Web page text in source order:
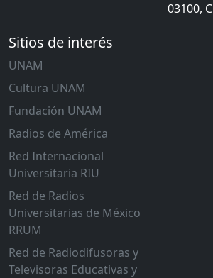
03100,
Sitios de interés
UNAM
Cultura UNAM
Fundación UNAM
Radios de América
Red Internacional
Universitaria RIU
Red de Radios
Universitarias de México
RRUM
Red de Radiodifusoras y
Televisoras Educativas y